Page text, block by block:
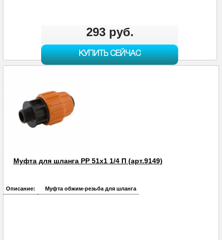
293 руб.
КУПИТЬ СЕЙЧАС
Муфта для шланга PP 51х1 1/4 П (арт.9149)
Описание: Муфта обжим-резьба для шланга